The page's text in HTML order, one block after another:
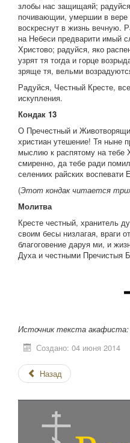
злобы нас защищаяй;
почивающии, умершии в вере
воскреснут в жизнь вечную.
на Небеси предварити имый
Христово; радуйся, яко
узрят тя тогда и горце
зряще тя, вельми
Радуйся, Честный Кресте,
искупления.
Кондак 13
О Пречестный и
христиан утешение! Тя ныне
мыслию к распятому на
смиренно, да тебе ради
селениих райских
(Этот кондак читается
Молитва
Кресте честный, хранитель
своим бесы низлагая, враги
благоговение даруя ми, и
Духа и честными Пречистыя
Источник текста акафиста:
Создано: 04 июня 2014
Назад